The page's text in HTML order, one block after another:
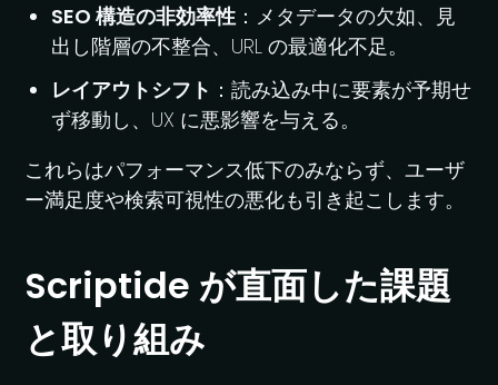
SEO 構造の非効率性 ：メタデータの欠如、見
出し階層の不整合、URL の最適化不足。
レイアウトシフト ：読み込み中に要素が予期せ
ず移動し、UX に悪影響を与える。
これらはパフォーマンス低下のみならず、ユーザ
ー満足度や検索可視性の悪化も引き起こします。
Scriptide が直面した課題
と取り組み